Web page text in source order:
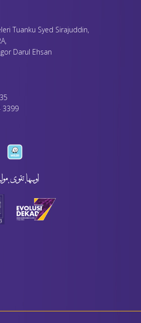
Tuanku Syed Sirajuddin,
Darul Ehsan
3399